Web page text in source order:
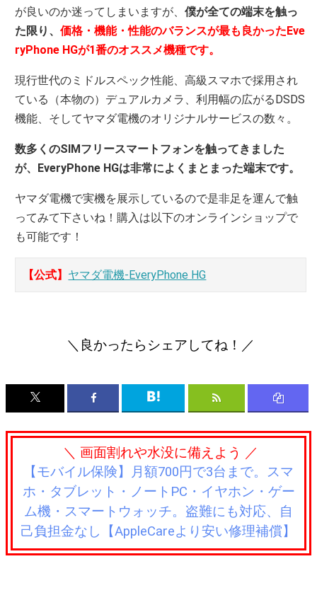
が良いのか迷ってしまいますが、僕が全ての端末を触っ
た限り、価格・機能・性能のバランスが最も良かったEve
ryPhone HGが1番のオススメ機種です。
現行世代のミドルスペック性能、高級スマホで採用され
ている（本物の）デュアルカメラ、利用幅の広がるDSDS
機能、そしてヤマダ電機のオリジナルサービスの数々。
数多くのSIMフリースマートフォンを触ってきました
が、EveryPhone HGは非常によくまとまった端末です。
ヤマダ電機で実機を展示しているので是非足を運んで触
ってみて下さいね！購入は以下のオンラインショップで
も可能です！
【公式】 ヤマダ電機-EveryPhone HG
＼良かったらシェアしてね！／
＼ 画面割れや水没に備えよう ／
【モバイル保険】月額700円で3台まで。スマ
ホ・タブレット・ノートPC・イヤホン・ゲー
ム機・スマートウォッチ。盗難にも対応、自
己負担金なし【AppleCareより安い修理補償】